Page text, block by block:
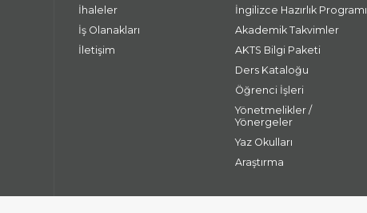
İhaleler
İş Olanakları
İletişim
İngilizce Hazırlık Programı
Akademik Takvimler
AKTS Bilgi Paketi
Ders Kataloğu
Öğrenci İşleri
Yönetmelikler /
Yönergeler
Yaz Okulları
Araştırma